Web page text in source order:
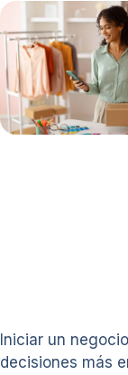
Iniciar un
decisiones más